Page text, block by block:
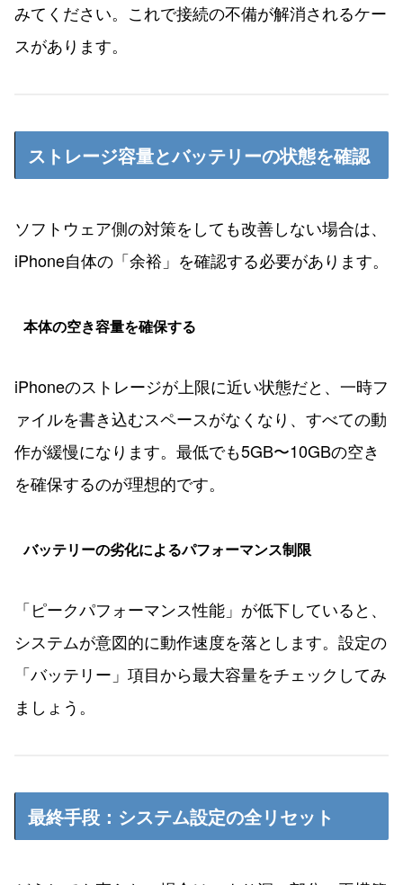
みてください。これで接続の不備が解消されるケー
スがあります。
ストレージ容量とバッテリーの状態を確認
ソフトウェア側の対策をしても改善しない場合は、
iPhone自体の「余裕」を確認する必要があります。
本体の空き容量を確保する
iPhoneのストレージが上限に近い状態だと、一時フ
ァイルを書き込むスペースがなくなり、すべての動
作が緩慢になります。最低でも5GB〜10GBの空き
を確保するのが理想的です。
バッテリーの劣化によるパフォーマンス制限
「ピークパフォーマンス性能」が低下していると、
システムが意図的に動作速度を落とします。設定の
「バッテリー」項目から最大容量をチェックしてみ
ましょう。
最終手段：システム設定の全リセット